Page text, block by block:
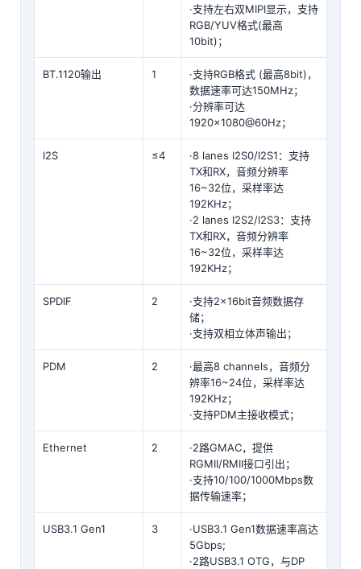
·支持左右双MIPI显示，支持
RGB/YUV格式(最高
10bit)；
BT.1120输出 1
·支持RGB格式 (最高8bit)，
数据速率可达150MHz；
·分辨率可达
1920×1080@60Hz；
I2S ≤4
·8 lanes I2S0/I2S1：支持
TX和RX，音频分辨率
16~32位，采样率达
192KHz；
·2 lanes I2S2/I2S3：支持
TX和RX，音频分辨率
16~32位，采样率达
192KHz；
SPDIF 2
·支持2×16bit音频数据存
储；
·支持双相立体声输出；
PDM 2
·最高8 channels，音频分
辨率16~24位，采样率达
192KHz；
·支持PDM主接收模式；
Ethernet 2
·2路GMAC，提供
RGMII/RMII接口引出；
·支持10/100/1000Mbps数
据传输速率；
USB3.1 Gen1 3
·USB3.1 Gen1数据速率高达
5Gbps;
·2路USB3.1 OTG，与DP